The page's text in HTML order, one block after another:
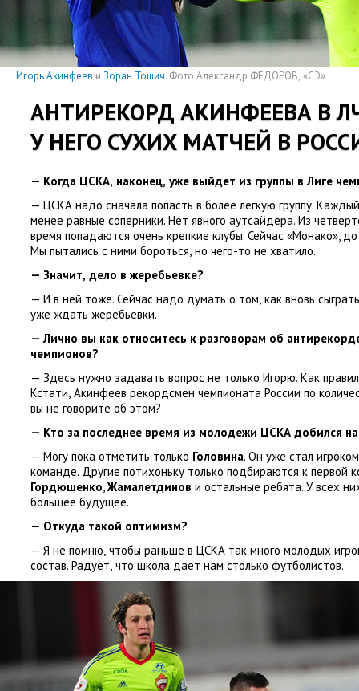
Игорь Акинфеев и Зоран Тошич. Фото Александр ФЕДОРОВ, «СЭ»
АНТИРЕКОРД АКИНФЕЕВА В
У НЕГО СУХИХ МАТЧЕЙ В
— Когда ЦСКА, наконец, уже выйдет из группы в Лиге
— ЦСКА надо сначала попасть в более легкую группу.
менее равные соперники. Нет явного аутсайдера. Из
время попадаются очень крепкие клубы. Сейчас «Монако», до
Мы пытались с ними бороться, но чего-то не хватило.
— Значит, дело в жеребьевке?
— И в ней тоже. Сейчас надо думать о том, как вновь
уже ждать жеребьевки.
— Лично вы как относитесь к разговорам об
чемпионов?
— Здесь нужно задавать вопрос не только Игорю. Как
Кстати, Акинфеев рекордсмен чемпионата России по
вы не говорите об этом?
— Кто за последнее время из молодежи ЦСКА добился
— Могу пока отметить только Головина. Он уже стал
команде. Другие потихоньку только подбираются к первой
Гордюшенко,Жамалетдинов и остальные ребята. У всех
большее будущее.
— Откуда такой оптимизм?
— Я не помню, чтобы раньше в ЦСКА так много молодых
состав. Радует, что школа дает нам столько футболистов.